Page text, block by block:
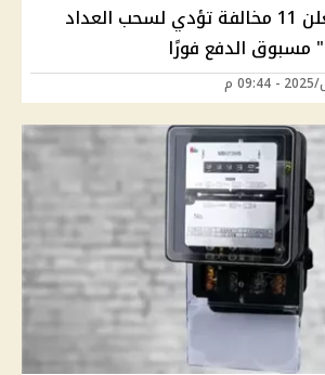
وزارة الكهرباء تعلن 11 مخالفة تؤدي لسحب العداد
مسبوق الدفع فورًا